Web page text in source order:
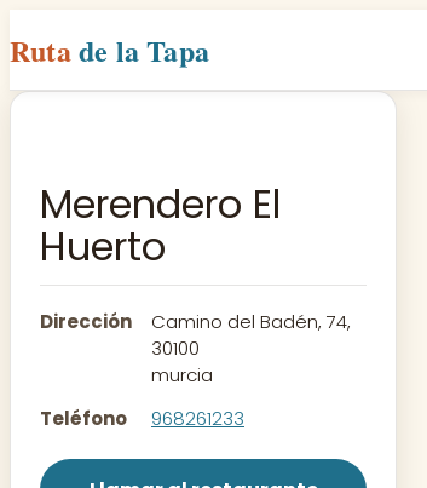
Rutade la Tapa
Merendero El
Huerto
Dirección
Camino del Badén, 74,
30100
murcia
Teléfono
968261233